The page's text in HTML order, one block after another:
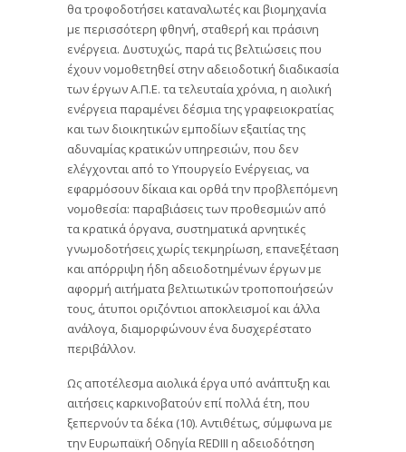
θα τροφοδοτήσει καταναλωτές και βιομηχανία
με περισσότερη φθηνή, σταθερή και πράσινη
ενέργεια. Δυστυχώς, παρά τις βελτιώσεις που
έχουν νομοθετηθεί στην αδειοδοτική διαδικασία
των έργων Α.Π.Ε. τα τελευταία χρόνια, η αιολική
ενέργεια παραμένει δέσμια της γραφειοκρατίας
και των διοικητικών εμποδίων εξαιτίας της
αδυναμίας κρατικών υπηρεσιών, που δεν
ελέγχονται από το Υπουργείο Ενέργειας, να
εφαρμόσουν δίκαια και ορθά την προβλεπόμενη
νομοθεσία: παραβιάσεις των προθεσμιών από
τα κρατικά όργανα, συστηματικά αρνητικές
γνωμοδοτήσεις χωρίς τεκμηρίωση, επανεξέταση
και απόρριψη ήδη αδειοδοτημένων έργων με
αφορμή αιτήματα βελτιωτικών τροποποιήσεών
τους, άτυποι οριζόντιοι αποκλεισμοί και άλλα
ανάλογα, διαμορφώνουν ένα δυσχερέστατο
περιβάλλον.
Ως αποτέλεσμα αιολικά έργα υπό ανάπτυξη και
αιτήσεις καρκινοβατούν επί πολλά έτη, που
ξεπερνούν τα δέκα (10). Αντιθέτως, σύμφωνα με
την Ευρωπαϊκή Οδηγία REDIII η αδειοδότηση